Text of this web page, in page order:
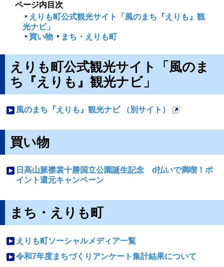
ページ内目次
えりも町公式観光サイト「風のまち『えりも』観
光ナビ」
買い物
まち・えりも町
えりも町公式観光サイト「風のま
ち『えりも』観光ナビ」
風のまち『えりも』観光ナビ （別サイト）
規
で
ま
買い物
日高山脈襟裳十勝国立公園誕生記念 d払いで満喫！ポ
イント還元キャンペーン
まち・えりも町
えりも町ソーシャルメディア一覧
令和7年度まちづくりアンケート集計結果について